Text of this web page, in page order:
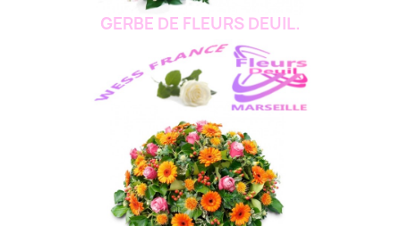
GERBE DE FLEURS DEUIL.